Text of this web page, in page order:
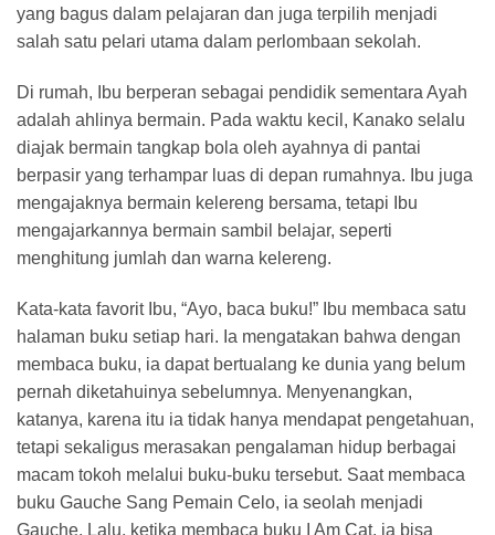
yang bagus dalam pelajaran dan juga terpilih menjadi
salah satu pelari utama dalam perlombaan sekolah.
Di rumah, Ibu berperan sebagai pendidik sementara Ayah
adalah ahlinya bermain. Pada waktu kecil, Kanako selalu
diajak bermain tangkap bola oleh ayahnya di pantai
berpasir yang terhampar luas di depan rumahnya. Ibu juga
mengajaknya bermain kelereng bersama, tetapi Ibu
mengajarkannya bermain sambil belajar, seperti
menghitung jumlah dan warna kelereng.
Kata-kata favorit Ibu, “Ayo, baca buku!” Ibu membaca satu
halaman buku setiap hari. Ia mengatakan bahwa dengan
membaca buku, ia dapat bertualang ke dunia yang belum
pernah diketahuinya sebelumnya. Menyenangkan,
katanya, karena itu ia tidak hanya mendapat pengetahuan,
tetapi sekaligus merasakan pengalaman hidup berbagai
macam tokoh melalui buku-buku tersebut. Saat membaca
buku Gauche Sang Pemain Celo, ia seolah menjadi
Gauche. Lalu, ketika membaca buku I Am Cat, ia bisa